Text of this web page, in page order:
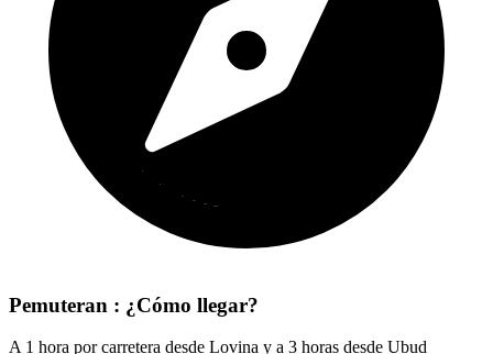
Pemuteran : ¿Cómo llegar?
A 1 hora por carretera desde Lovina y a 3 horas desde Ubud